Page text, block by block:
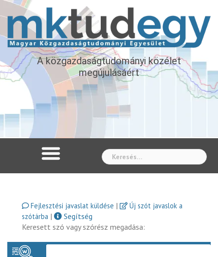
A közgazdaságtudományi közélet
megújulásáért
Fejlesztési javaslat küldése |
Új szót javaslok a
szótárba |
Segítség
Keresett szó vagy szórész megadása: